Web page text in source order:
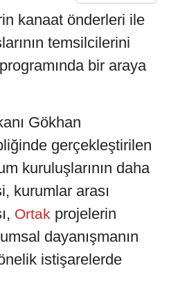
kanaat önderleri ile
temsilcilerini
bir araya
Gökhan
gerçekleştirilen
kuruluşlarının daha
kurumlar arası
Ortak projelerin
dayanışmanın
istişarelerde